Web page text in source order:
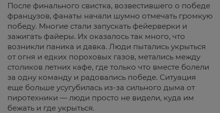
После финального свистка, возвестившего о победе
французов, фанаты начали шумно отмечать громкую
победу. Многие стали запускать фейерверки и
зажигать файеры. Их оказалось так много, что
возникли паника и давка. Люди пытались укрыться
от огня и едких пороховых газов, метались между
столиков летних кафе, где только что вместе болели
за одну команду и радовались победе. Ситуация
еще больше усугубилась из-за сильного дыма от
пиротехники — люди просто не видели, куда им
бежать и где укрыться.